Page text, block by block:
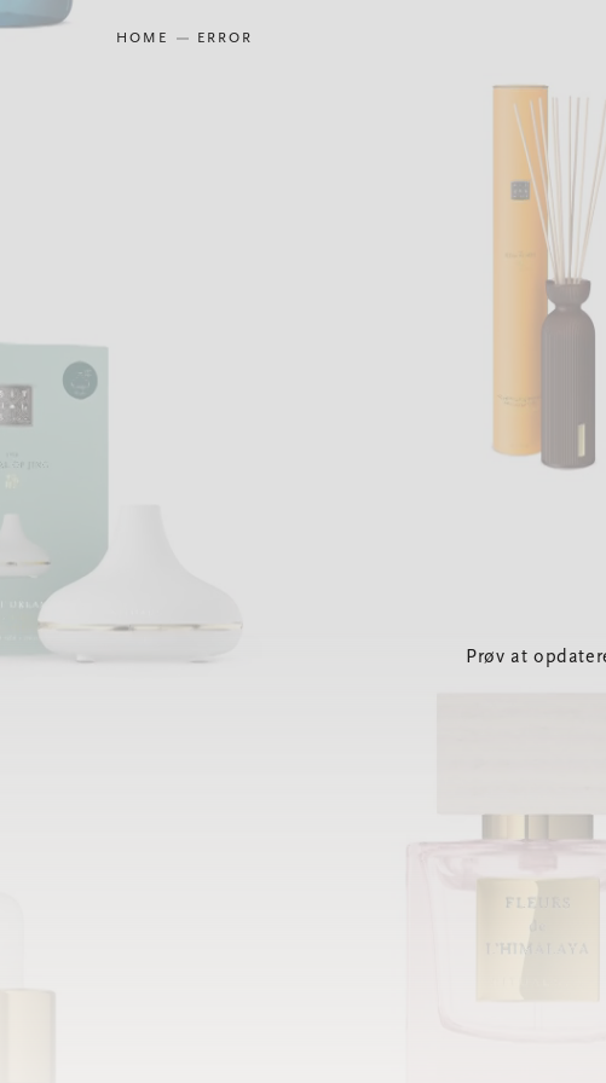
HOME ERROR
Prøv at